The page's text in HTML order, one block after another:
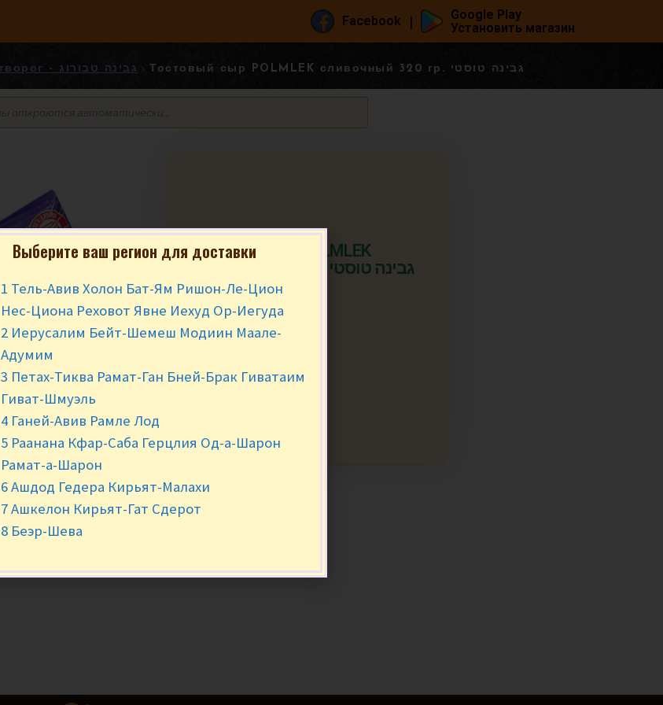
Facebook |
Google Play
Установить магазин
Сыр творог - גבינה טבורוג Тостовый сыр POLMLEK сливочный 320 гр. גבינה טוסטי
Тостовый сыр POLMLEK
сливочный 320 гр. גבינה טוסטי
₪14.90 за уп.
Выберите ваш регион для доставки
1 Тель-Авив Холон Бат-Ям Ришон-Ле-Цион
Нес-Циона Реховот Явне Иехуд Ор-Иегуда
2 Иерусалим Бейт-Шемеш Модиин Маале-
Адумим
3 Петах-Тиква Рамат-Ган Бней-Брак Гиватаим
Гиват-Шмуэль
4 Ганей-Авив Рамле Лод
5 Раанана Кфар-Саба Герцлия Од-а-Шарон
Рамат-а-Шарон
6 Ашдод Гедера Кирьят-Малахи
7 Ашкелон Кирьят-Гат Сдерот
8 Беэр-Шева